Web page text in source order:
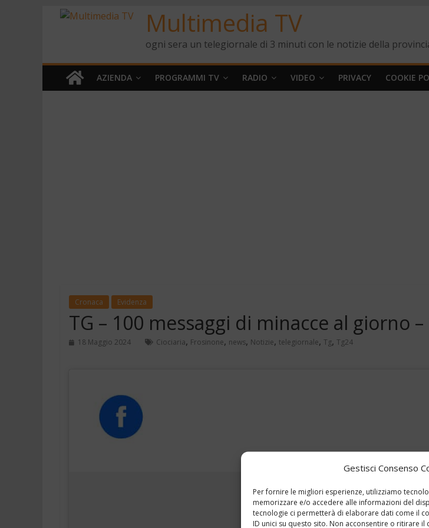
Gestisci Consenso
Per fornire le migliori esperienze, utilizziamo
memorizzare e/o accedere alle informazioni del
tecnologie ci permetterà di elaborare dati come il
ID unici su questo sito. Non acconsentire o ritirare il
Multimedia TV
ogni sera un telegiornale di 3 minuti con le notizie della
AZIENDA PROGRAMMI TV RADIO VIDEO PRIVACY COOKIE
Cronaca Evidenza
TG – 100 messaggi di minacce al giorno
18 Maggio 2024 Ciociaria, Frosinone, news, Notizie, telegiornale, Tg, Tg24